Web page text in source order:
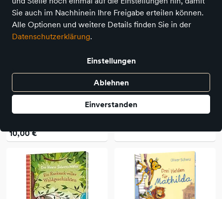
Sie auch im Nachhinein Ihre Freigabe erteilen können.
Alle Optionen und weitere Details finden Sie in der
Datenschutzerklärung.
Einstellungen
Ablehnen
Einverstanden
Woow Books Verlag
Der Stinkehund am Strand
10,00 €
Coppenrath
Mina Wirbelfee (Bd. 4)